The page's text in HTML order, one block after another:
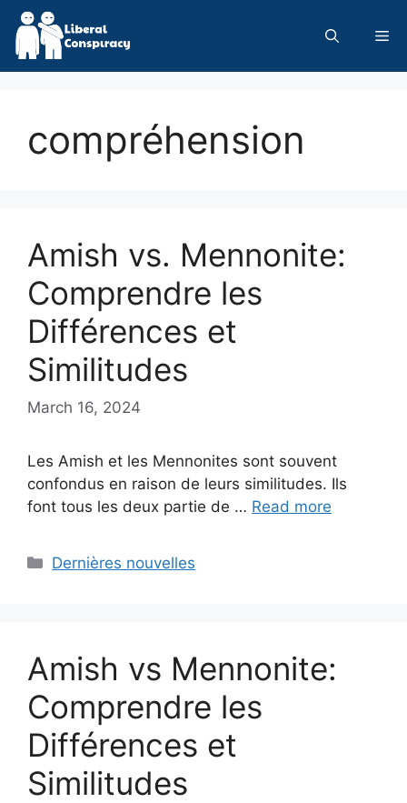
Skip
content
compréhension
Amish vs. Mennonite:
Comprendre les
Différences et
Similitudes
March 16, 2024
Les Amish et les Mennonites sont souvent
confondus en raison de leurs similitudes. Ils
font tous les deux partie de … Read more
Categories
Dernières nouvelles
Amish vs Mennonite:
Comprendre les
Différences et
Similitudes